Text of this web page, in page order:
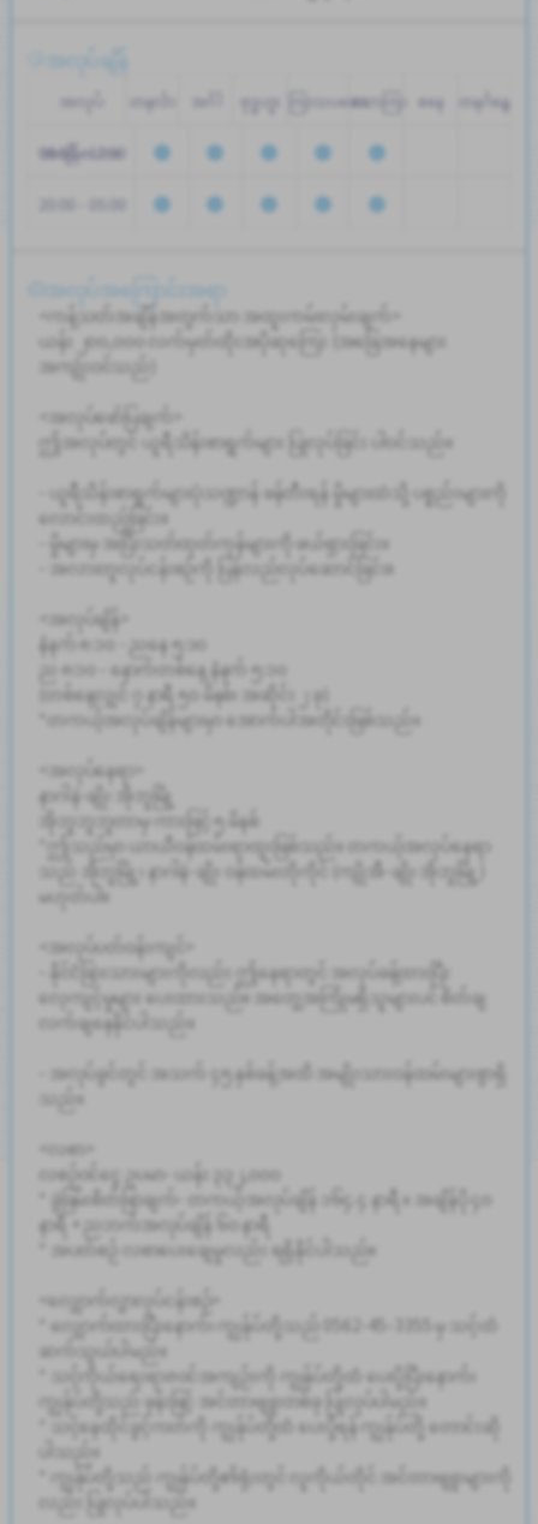
အလုပ်ချိန်
အလုပ်
အချိန်ဇယား
တနင်္လာ အင်္ဂါ ဗုဒ္ဓဟူး ကြာသပတေးသောကြာ စနေ တနင်္ဂနွေ
08:00 - 17:00
အလုပ်အကြောင်းအရာ
<ကန့်သတ်အချိန်အတွက်သာ အထူးကမ်းလှမ်းချက်>
ယန်း ၂၀၀,၀၀၀ လက်မှတ်ထိုးအပိုဆုကြေး (အခြေအနေများ
အကျုံးဝင်သည်)
<အလုပ်ဖော်ပြချက်>
ဤအလုပ်တွင် ယူရီသိန်းစာရွက်များ ပြုလုပ်ခြင်း ပါဝင်သည်။
- ယူရီသိန်းစာရွက်များပုံသဏ္ဍာန် ဖန်တီးရန် မှိုများထဲသို့ ပစ္စည်းများကို
လောင်းထည့်ခြင်း။
- မှိုများမှ အပြီးသတ်ထုတ်ကုန်များကို ဖယ်ရှားခြင်း။
- အလားတူလုပ်ငန်းစဉ်ကို ပြန်လည်လုပ်ဆောင်ခြင်း။
<အလုပ်ချိန်>
နံနက် ၈:၁၀ - ညနေ ၅:၁၀
ည ၈:၁၀ - နောက်တစ်နေ့ နံနက် ၅:၁၀
(တစ်နေ့လျှင် ၇ နာရီ ၅၀ မိနစ်၊ အဆိုင်း ၂ ခု)
*တကယ့်အလုပ်ချိန်များမှာ အောက်ပါအတိုင်းဖြစ်သည်။
<အလုပ်နေရာ>
နာဂါနဲ-ချို၊ အိုဘူမြို့
အိုဘူဘူဘူတာမှ ကားဖြင့် ၅ မိနစ်
*ဤသည်မှာ ယာယီဝန်ထမ်းရာထူးဖြစ်သည်။ တကယ့်အလုပ်နေရာ
သည် အိုဘူမြို့၊ နာဂါနဲ-ချို၊ ဝန်ထမ်းတိုကိုင် (ကျိုအီ-ချို၊ အိုဘူမြို့)
မဟုတ်ပါ။
<အလုပ်ပတ်ဝန်းကျင်>
- နိုင်ငံခြားသားများကိုလည်း ဤနေရာတွင် အလုပ်ခန့်ထားပြီး
လေ့ကျင့်မှုများ ပေးထားသည်။ အတွေ့အကြုံမရှိသူများပင် စိတ်ချ
လက်ချနေနိုင်ပါသည်။
- အလုပ်ခွင်တွင် အသက် ၄၅ နှစ်ခန့်အထိ အမျိုးသားဝန်ထမ်းများစွာရှိ
သည်။
<လစာ>
လစဉ်ဝင်ငွေ ဥပမာ- ယန်း ၃၃၂,၀၀၀
* ခွဲခြမ်းစိတ်ဖြာချက်- တကယ့်အလုပ်ချိန် ၁၆၄.၄ နာရီ x အချိန်ပို ၄၀
နာရီ + ညဘက်အလုပ်ချိန် ၆၀ နာရီ
* အပတ်စဉ် လစာပေးချေမှုလည်း ရရှိနိုင်ပါသည်။
<လျှောက်လွှာလုပ်ငန်းစဉ်>
* လျှောက်ထားပြီးနောက်၊ ကျွန်ုပ်တို့သည် 0562-45-3355 မှ သင့်ထံ
ဆက်သွယ်ပါမည်။
* သင့်ကိုယ်ရေးရာဇဝင်အကျဉ်းကို ကျွန်ုပ်တို့ထံ ပေးပို့ပြီးနောက်၊
ကျွန်ုပ်တို့သည် ဖုန်းဖြင့် အင်တာဗျူးတစ်ခု ပြုလုပ်ပါမည်။
* သင့်နေထိုင်ခွင့်ကတ်ကို ကျွန်ုပ်တို့ထံ ပေးပို့ရန် ကျွန်ုပ်တို့ တောင်းဆို
ပါသည်။
* ကျွန်ုပ်တို့သည် ကျွန်ုပ်တို့၏ရုံးတွင် လူကိုယ်တိုင် အင်တာဗျူးများကို
လည်း ပြုလုပ်ပါသည်။